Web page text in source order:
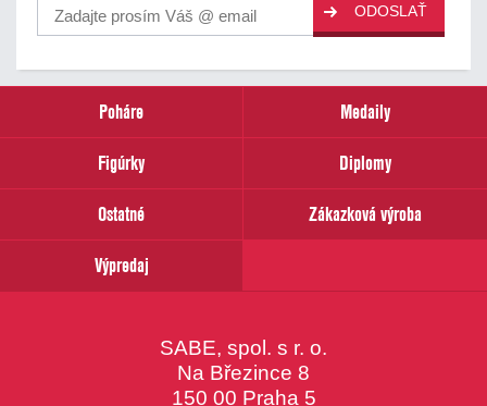
ODOSLAŤ
Poháre
Medaily
Figúrky
Diplomy
Ostatné
Zákazková výroba
Výpredaj
SABE, spol. s r. o.
Na Březince 8
150 00 Praha 5